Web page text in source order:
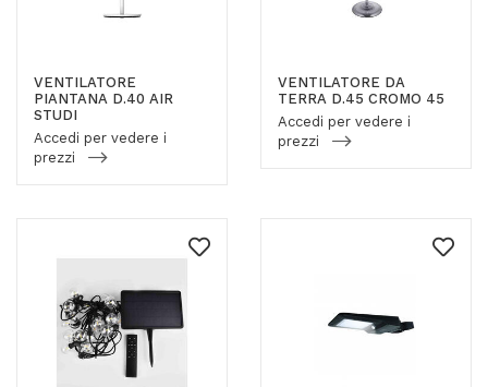
VENTILATORE
PIANTANA D.40 AIR
STUDI
Accedi per vedere i
prezzi
VENTILATORE DA
TERRA D.45 CROMO 45
Accedi per vedere i
prezzi